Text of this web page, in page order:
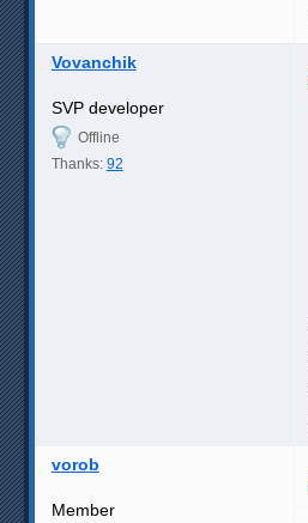
Vovanchik
SVP developer
Offline
Thanks: 92
vorob
Member